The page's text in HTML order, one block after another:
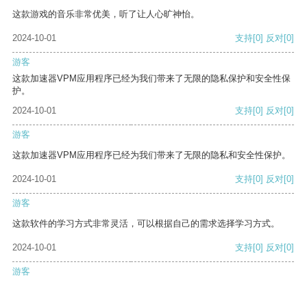
这款游戏的音乐非常优美，听了让人心旷神怡。
2024-10-01 支持[0] 反对[0]
游客
这款加速器VPM应用程序已经为我们带来了无限的隐私保护和安全性保
护。
2024-10-01
支持[0] 反对[0]
游客
这款加速器VPM应用程序已经为我们带来了无限的隐私和安全性保护。
2024-10-01 支持[0] 反对[0]
游客
这款软件的学习方式非常灵活，可以根据自己的需求选择学习方式。
2024-10-01 支持[0] 反对[0]
游客